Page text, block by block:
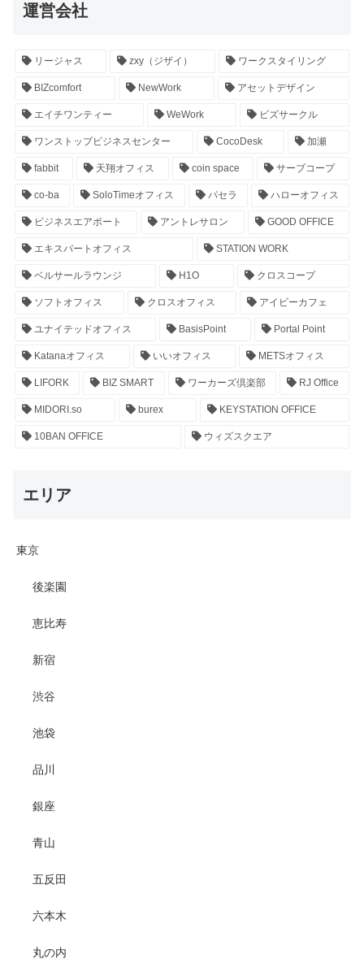
運営会社
リージャス zxy（ジザイ） ワークスタイリング
BIZcomfort NewWork アセットデザイン
エイチワンティー WeWork ビズサークル
ワンストップビジネスセンター CocoDesk 加瀬
fabbit 天翔オフィス coin space サーブコープ
co-ba SoloTimeオフィス パセラ ハローオフィス
ビジネスエアポート アントレサロン GOOD OFFICE
エキスパートオフィス STATION WORK
ベルサールラウンジ H1O クロスコープ
ソフトオフィス クロスオフィス アイビーカフェ
ユナイテッドオフィス BasisPoint Portal Point
Katanaオフィス いいオフィス METSオフィス
LIFORK BIZ SMART ワーカーズ倶楽部 RJ Office
MIDORI.so burex KEYSTATION OFFICE
10BAN OFFICE ウィズスクエア
エリア
東京
後楽園
恵比寿
新宿
渋谷
池袋
品川
銀座
青山
五反田
六本木
丸の内